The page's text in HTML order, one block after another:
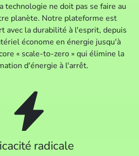
technologie ne doit pas se faire au
planète. Notre plateforme est
avec la durabilité à l'esprit, depuis
économe en énergie jusqu'à
« scale-to-zero » qui élimine la
d'énergie à l'arrêt.
radicale